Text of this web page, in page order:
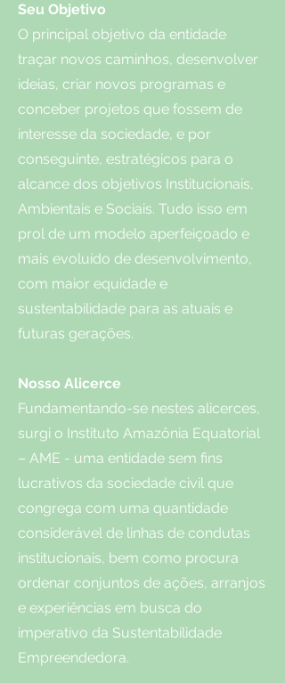
Seu Objetivo
O principal objetivo da entidade
traçar novos caminhos, desenvolver
ideias, criar novos programas e
conceber projetos que fossem de
interesse da sociedade, e por
conseguinte, estratégicos para o
alcance dos objetivos Institucionais,
Ambientais e Sociais. Tudo isso em
prol de um modelo aperfeiçoado e
mais evoluído de desenvolvimento,
com maior equidade e
sustentabilidade para as atuais e
futuras gerações.
Nosso Alicerce
Fundamentando-se nestes alicerces,
surgi o Instituto Amazônia Equatorial
– AME - uma entidade sem fins
lucrativos da sociedade civil que
congrega com uma quantidade
considerável de linhas de condutas
institucionais, bem como procura
ordenar conjuntos de ações, arranjos
e experiências em busca do
imperativo da Sustentabilidade
Empreendedora.